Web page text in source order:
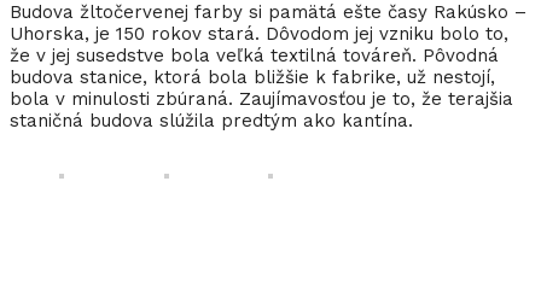
Budova žltočervenej farby si pamätá ešte časy Rakúsko –
Uhorska, je 150 rokov stará. Dôvodom jej vzniku bolo to,
že v jej susedstve bola veľká textilná továreň. Pôvodná
budova stanice, ktorá bola bližšie k fabrike, už nestojí,
bola v minulosti zbúraná. Zaujímavosťou je to, že terajšia
staničná budova slúžila predtým ako kantína.